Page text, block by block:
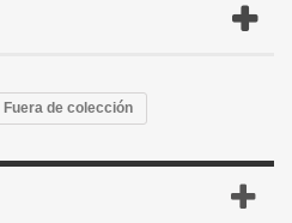
Fuera de colección